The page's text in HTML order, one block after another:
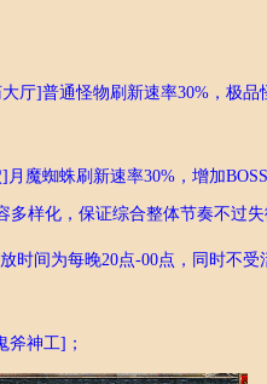
厅]普通怪物刷新速率30%，极品
月魔蜘蛛刷新速率30%，增加
样化，保证综合整体节奏不过失
时间为每晚20点-00点，同时不受
斧神工]；